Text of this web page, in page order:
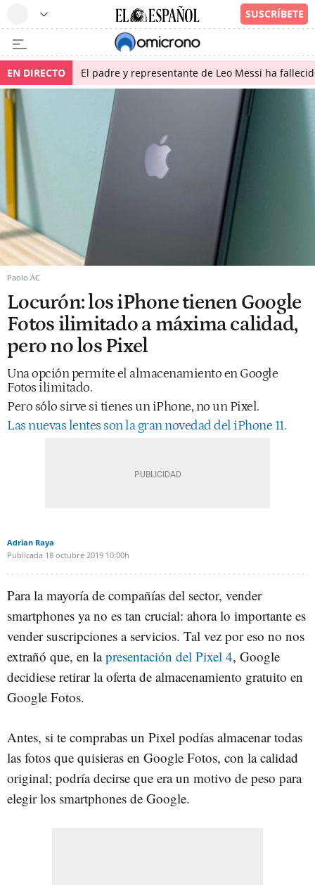
EN DIRECTO El padre y representante de Leo Messi ha
Paolo AC
Locurón: los iPhone tienen Google
Fotos ilimitado a máxima calidad,
pero no los Pixel
Una opción permite el almacenamiento en Google
Fotos ilimitado.
Pero sólo sirve si tienes un iPhone, no un Pixel.
Las nuevas lentes son la gran novedad del iPhone 11.
Adrian Raya
Publicada 18 octubre 2019 10:00h
Para la mayoría de compañías del sector, vender
smartphones ya no es tan crucial: ahora lo importante es
vender suscripciones a servicios. Tal vez por eso no nos
extrañó que, en lapresentación del Pixel 4, Google
decidiese retirar la oferta de almacenamiento gratuito en
Google Fotos.
Antes, si te comprabas un Pixel podías almacenar todas
las fotos que quisieras en Google Fotos, con la calidad
original; podría decirse que era un motivo de peso para
elegir los smartphones de Google.